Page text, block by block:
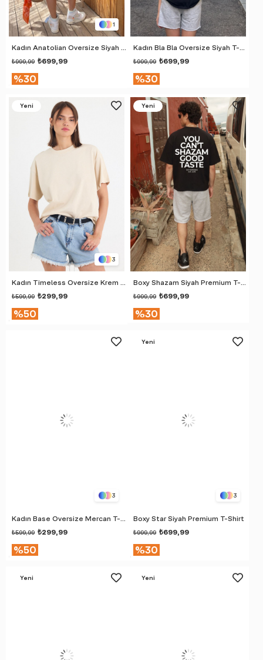
1
Kadın Anatolian Oversize Siyah Premium T-Shirt
₺699,99
₺999,99
%30
Kadın Bla Bla Oversize Siyah T-Shirt
₺699,99
₺999,99
%30
3
₺299,99
₺599,99
%50
Yeni
₺699,99
₺999,99
%30
Yeni
Ürün
3
₺299,99
₺599,99
%50
3
Boxy Star Siyah Premium T-Shirt
₺699,99
₺999,99
%30
Yeni
Yeni
Yeni